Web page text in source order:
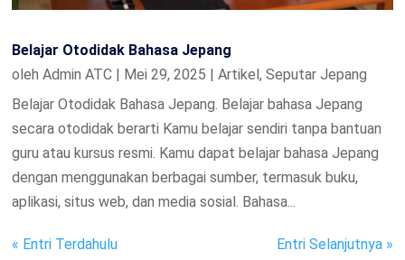
Belajar Otodidak Bahasa Jepang
olehAdmin ATC | Mei 29, 2025 |Artikel,Seputar Jepang
Belajar Otodidak Bahasa Jepang. Belajar bahasa Jepang
secara otodidak berarti Kamu belajar sendiri tanpa bantuan
guru atau kursus resmi. Kamu dapat belajar bahasa Jepang
dengan menggunakan berbagai sumber, termasuk buku,
aplikasi, situs web, dan media sosial. Bahasa...
« Entri Terdahulu Entri Selanjutnya »